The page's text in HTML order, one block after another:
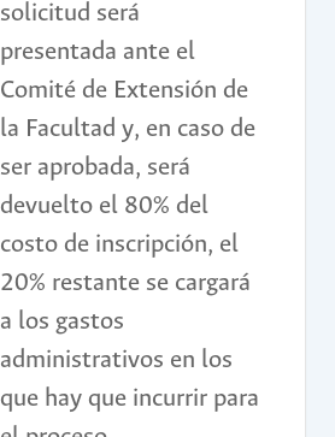
solicitud será
presentada ante el
Comité de Extensión de
la Facultad y, en caso de
ser aprobada, será
devuelto el 80% del
costo de inscripción, el
20% restante se cargará
a los gastos
administrativos en los
que hay que incurrir para